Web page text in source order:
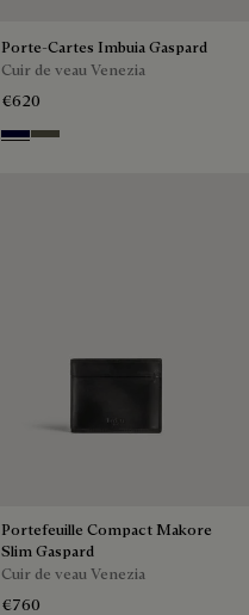
Porte-Cartes Imbuia Gaspard
Cuir de veau Venezia
€620
Nero BluSelva Oscura
Portefeuille Compact Makore
Slim Gaspard
Cuir de veau Venezia
€760